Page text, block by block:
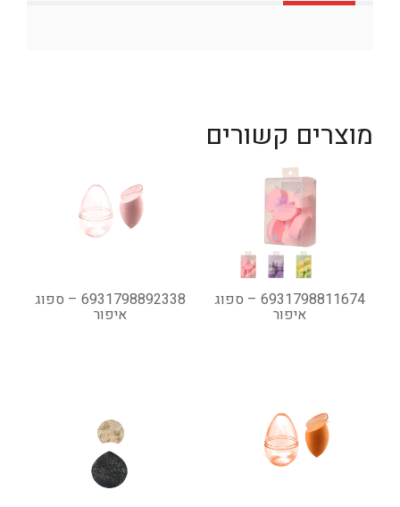
מוצרים קשורים
6931798811674 – ספוג
איפור
6931798892338 – ספוג
איפור